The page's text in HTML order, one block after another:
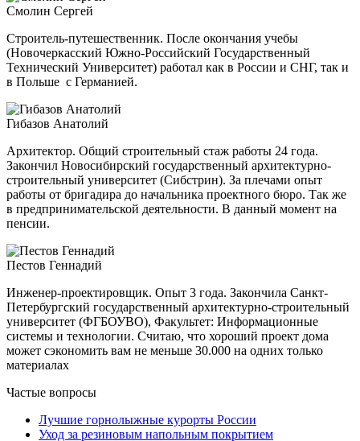
Смолин Сергей
Строитель-путешественник. После окончания учебы
(Новочеркасский Южно-Российский Государственный
Технический Университет) работал как в России и СНГ, так и
в Польше с Германией.
Гибазов Анатолий
Архитектор. Общий строительный стаж работы 24 года.
Закончил Новосибирский государственный архитектурно-
строительный университет (Сибстрин). За плечами опыт
работы от бригадира до начальника проектного бюро. Так же
в предпринимательской деятельности. В данный момент на
пенсии.
Пестов Геннадий
Инженер-проектировщик. Опыт 3 года. Закончила Санкт-
Петербургский государственный архитектурно-строительный
университет (ФГБОУВО), Факультет: Информационные
системы и технологии. Считаю, что хороший проект дома
может сэкономить вам не меньше 30.000 на одних только
материалах
Частые вопросы
Лучшие горнолыжные курорты России
Уход за резиновым напольным покрытием